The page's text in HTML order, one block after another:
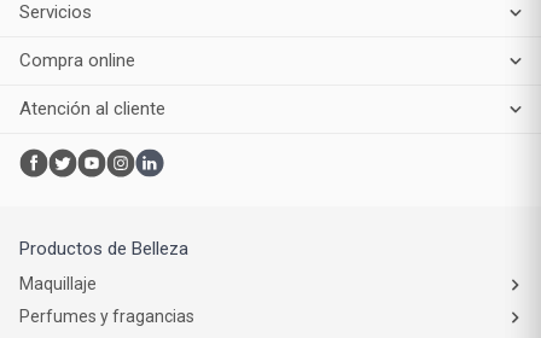
Servicios
Compra online
Atención al cliente
Productos de Belleza
Maquillaje
Perfumes y fragancias